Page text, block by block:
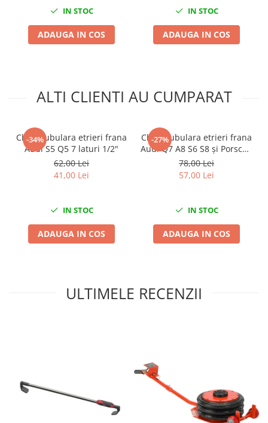
Rover
Saab
Volvo
Scule pentru tinichigerie
Scule Pneumatice
Alte scule pneumatice
Chei cu clichet
Compresoare
Pistoale de vopsit
Scule speciale
Diagnoza si masurari
IN STOC
ADAUGA IN COS
IN STOC
ADAUGA IN COS
ALTI CLIENTI AU CUMPARAT
-34%
Cheie tubulara etrieri frana
Audi S5 Q5 7 laturi 1/2"
62,00 Lei
41,00 Lei
IN STOC
ADAUGA IN COS
-27%
Cheie tubulara etrieri frana
Audi Q7 A8 S6 S8 și Porsche
Macan Cayenne Cayman
1/2 15mm 10 laturi
78,00 Lei
57,00 Lei
IN STOC
ADAUGA IN COS
ULTIMELE RECENZII